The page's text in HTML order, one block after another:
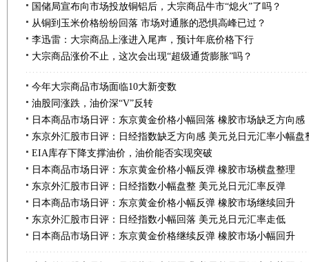
国储局宣布向市场投放铜铝后，大宗商品牛市“熄火”了吗？
从铜到玉米价格纷纷回落 市场对通胀的恐惧高峰已过？
李迅雷：大宗商品上涨进入尾声，预计年底价格下行
大宗商品涨价不止，这次会出现“超级通货膨胀”吗？
今年大宗商品市场面临10大新变数
油股同涨跌，油价深“V”反转
日本商品市场日评：东京黄金价格小幅回落 橡胶市场缺乏方向感
东京外汇股市日评：日经指数缺乏方向感 美元兑日元汇率小幅盘
EIA库存下降支撑油价，油价能否实现突破
日本商品市场日评：东京黄金价格小幅反弹 橡胶市场横盘整理
东京外汇股市日评：日经指数小幅盘整 美元兑日元汇率反弹
日本商品市场日评：东京黄金价格小幅反弹 橡胶市场继续回升
东京外汇股市日评：日经指数小幅回落 美元兑日元汇率走低
日本商品市场日评：东京黄金价格继续反弹 橡胶市场小幅回升